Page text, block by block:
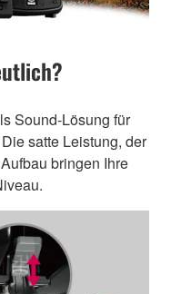
Sound-Lösung für
satte Leistung, der
bringen Ihre